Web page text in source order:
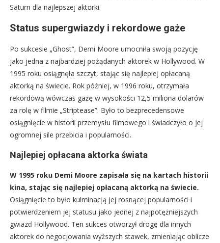
Saturn dla najlepszej aktorki.
Status supergwiazdy i rekordowe gaże
Po sukcesie „Ghost”, Demi Moore umocniła swoją pozycję
jako jedna z najbardziej pożądanych aktorek w Hollywood. W
1995 roku osiągnęła szczyt, stając się najlepiej opłacaną
aktorką na świecie. Rok później, w 1996 roku, otrzymała
rekordową wówczas gażę w wysokości 12,5 miliona dolarów
za rolę w filmie „Striptease”. Było to bezprecedensowe
osiągnięcie w historii przemysłu filmowego i świadczyło o jej
ogromnej sile przebicia i popularności.
Najlepiej opłacana aktorka świata
W 1995 roku Demi Moore zapisała się na kartach historii
kina, stając się najlepiej opłacaną aktorką na świecie.
Osiągnięcie to było kulminacją jej rosnącej popularności i
potwierdzeniem jej statusu jako jednej z najpotężniejszych
gwiazd Hollywood. Ten sukces otworzył drogę dla innych
aktorek do negocjowania wyższych stawek, zmieniając oblicze